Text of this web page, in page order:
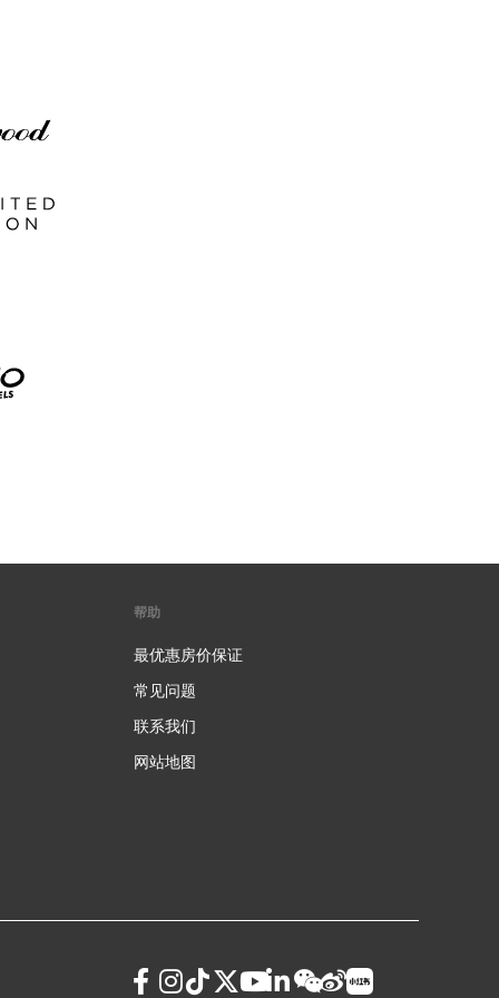
帮助
最优惠房价保证
常见问题
联系我们
网站地图